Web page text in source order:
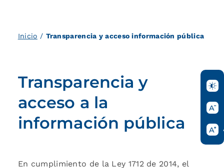
Inicio / Transparencia y acceso información pública
Transparencia y
acceso a la
información pública
En cumplimiento de la Ley 1712 de 2014, el